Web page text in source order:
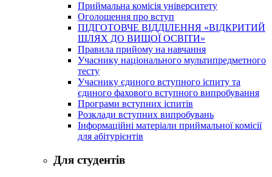
Приймальна комісія університету
Оголошення про вступ
ПІДГОТОВЧЕ ВІДДІЛЕННЯ «ВІДКРИТИЙ
ШЛЯХ ДО ВИЩОЇ ОСВІТИ»
Правила прийому на навчання
Учаснику національного мультипредметного
тесту
Учаснику єдиного вступного іспиту та
єдиного фахового вступного випробування
Програми вступних іспитів
Розклади вступних випробувань
Інформаційні матеріали приймальної комісії
для абітурієнтів
Для студентів